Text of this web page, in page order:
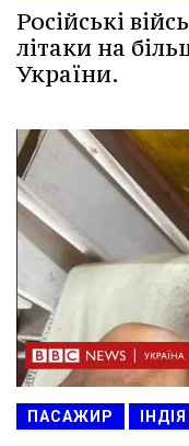
Російські
літаки на
України.
ПАСАЖИР ІНДІЯ